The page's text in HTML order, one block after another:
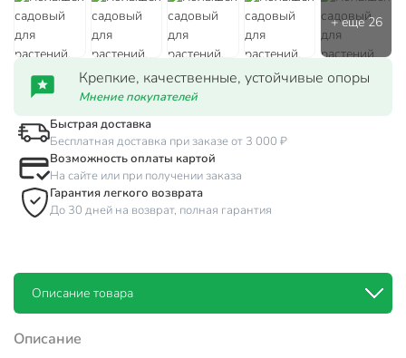
Крепкие, качественные, устойчивые опоры
Мнение покупателей
Быстрая доставка
Бесплатная доставка при заказе от 3 000 ₽
Возможность оплаты картой
На сайте или при получении заказа
Гарантия легкого возврата
До 30 дней на возврат, полная гарантия
Описание товара
Описание